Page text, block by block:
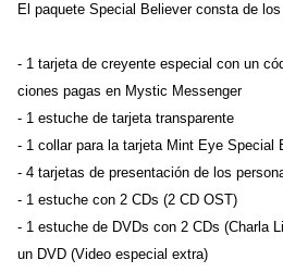
El paquete Special Believer consta de
- 1 tarjeta de creyente especial con un
ciones pagas en Mystic Messenger
- 1 estuche de tarjeta transparente
- 1 collar para la tarjeta Mint Eye Special
- 4 tarjetas de presentación de los
- 1 estuche con 2 CDs (2 CD OST)
- 1 estuche de DVDs con 2 CDs (Charla
un DVD (Video especial extra)